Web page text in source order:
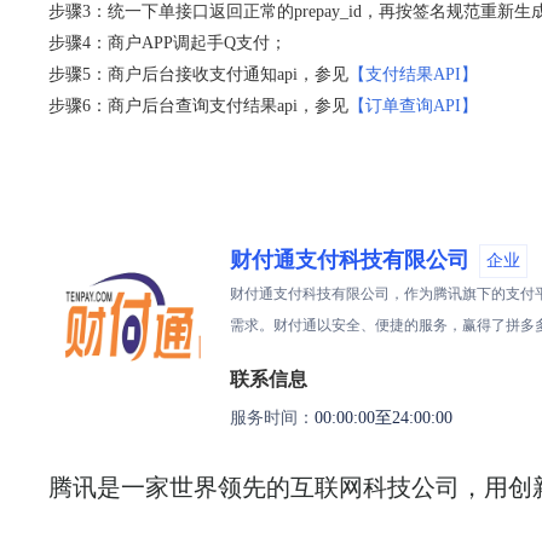
步骤3：统一下单接口返回正常的prepay_id，再按签名规范重新生
步骤4：商户APP调起手Q支付；
步骤5：商户后台接收支付通知api，参见 【支付结果API】
步骤6：商户后台查询支付结果api，参见 【订单查询API】
财付通支付科技有限公司 企业
财付通支付科技有限公司，作为腾讯旗下的支
需求。财付通以安全、便捷的服务，赢得了拼
联系信息
服务时间： 00:00:00至24:00:00
腾讯是一家世界领先的互联网科技公司，用